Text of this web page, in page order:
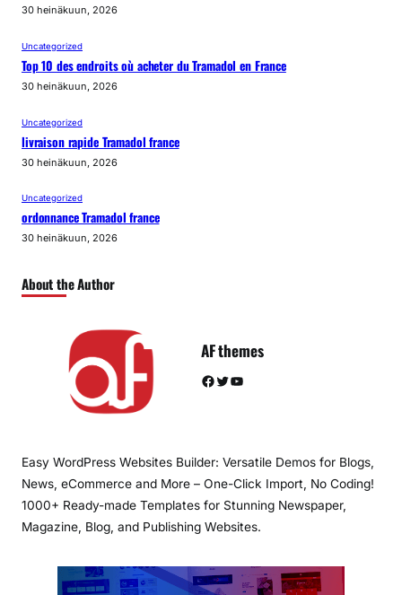
30 heinäkuun, 2026
Uncategorized
Top 10 des endroits où acheter du Tramadol en France
30 heinäkuun, 2026
Uncategorized
livraison rapide Tramadol france
30 heinäkuun, 2026
Uncategorized
ordonnance Tramadol france
30 heinäkuun, 2026
About the Author
AF themes
Facebook Twitter YouTube
Easy WordPress Websites Builder: Versatile Demos for Blogs,
News, eCommerce and More – One-Click Import, No Coding!
1000+ Ready-made Templates for Stunning Newspaper,
Magazine, Blog, and Publishing Websites.